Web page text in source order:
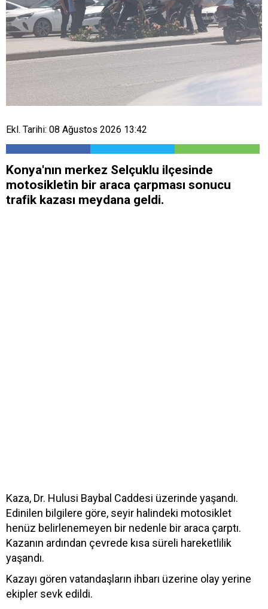
Ekl. Tarihi: 08 Ağustos 2026 13:42
Konya'nın merkez Selçuklu ilçesinde
motosikletin bir araca çarpması sonucu
trafik kazası meydana geldi.
Kaza, Dr. Hulusi Baybal Caddesi üzerinde yaşandı.
Edinilen bilgilere göre, seyir halindeki motosiklet
henüz belirlenemeyen bir nedenle bir araca çarptı.
Kazanın ardından çevrede kısa süreli hareketlilik
yaşandı.
Kazayı gören vatandaşların ihbarı üzerine olay yerine
ekipler sevk edildi.